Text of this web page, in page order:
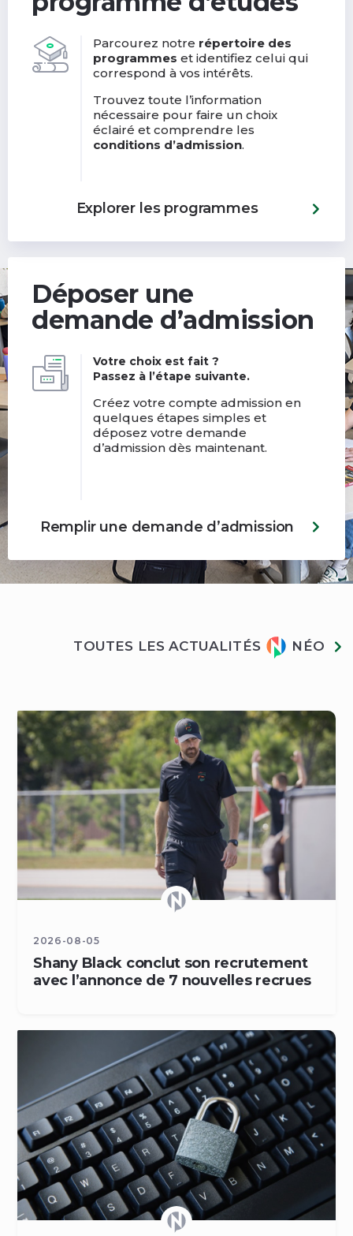
Parcourez notre répertoire des
programmes et identifiez celui qui
correspond à vos intérêts.
Trouvez toute l’information
nécessaire pour faire un choix
éclairé et comprendre les
conditions d’admission.
Explorer les programmes
Déposer une
demande d’admission
Votre choix est fait ?
Passez à l’étape suivante.
Créez votre compte admission en
quelques étapes simples et
déposez votre demande
d’admission dès maintenant.
Remplir une demande d’admission
Actualités
TOUTES LES ACTUALITÉS NÉO
2026-08-05
Shany Black conclut son recrutement
avec l’annonce de 7 nouvelles recrues